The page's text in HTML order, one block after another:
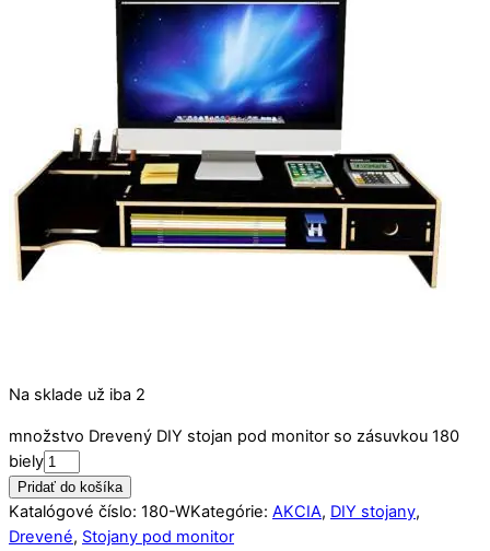
Na sklade už iba 2
množstvo Drevený DIY stojan pod monitor so zásuvkou 180
biely
Pridať do košíka
Katalógové číslo: 180-WKategórie: AKCIA, DIY stojany,
Drevené, Stojany pod monitor